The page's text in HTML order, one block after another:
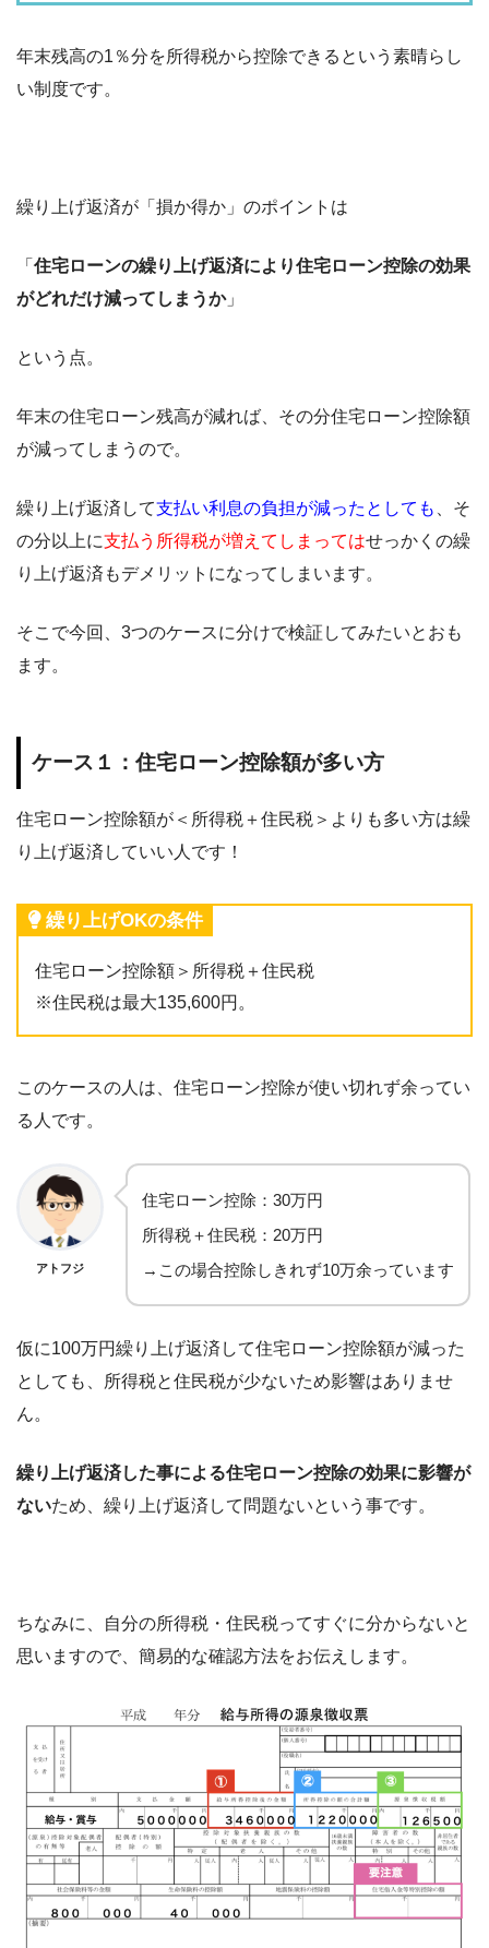
年末残高の1％分を所得税から控除できるという素晴らし
い制度です。
繰り上げ返済が「損か得か」のポイントは
「 住宅ローンの繰り上げ返済により住宅ローン控除の効果
がどれだけ減ってしまうか」
という点。
年末の住宅ローン残高が減れば、その分住宅ローン控除額
が減ってしまうので。
繰り上げ返済して支払い利息の負担が減ったとしても
、そ
の分以上に支払う所得税が増えてしまってはせっかくの繰
り上げ返済もデメリットになってしまいます。
そこで今回、3つのケースに分けで検証してみたいとおも
ます。
ケース１：住宅ローン控除額が多い方
住宅ローン控除額が＜所得税＋住民税＞よりも多い方は繰
り上げ返済していい人です！
繰り上げOKの条件
住宅ローン控除額＞所得税＋住民税
※住民税は最大135,600円。
このケースの人は、住宅ローン控除が使い切れず余ってい
る人です。
アトフジ
住宅ローン控除：30万円
所得税＋住民税：20万円
→この場合控除しきれず10万余っています
仮に100万円繰り上げ返済して住宅ローン控除額が減った
としても、所得税と住民税が少ないため影響はありませ
ん。
繰り上げ返済した事による住宅ローン控除の効果に影響が
ないため、繰り上げ返済して問題ないという事です。
ちなみに、自分の所得税・住民税ってすぐに分からないと
思いますので、簡易的な確認方法をお伝えします。